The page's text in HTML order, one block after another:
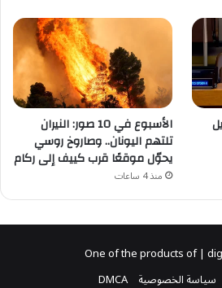
الأسبوع في 10 صور: النيران
تلتهم اليونان.. وصاروخ روسي
يحوّل موقعًا قرب كييف إلى ركام
منذ 4 ساعات
One of the products of |
سياسة الخصوصية DMCA